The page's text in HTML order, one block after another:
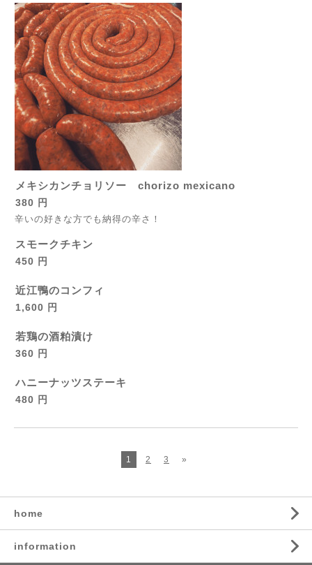
メキシカンチョリソー chorizo mexicano
380 円
辛いの好きな方でも納得の辛さ！
スモークチキン
450 円
近江鴨のコンフィ
1,600 円
若鶏の酒粕漬け
360 円
ハニーナッツステーキ
480 円
1 2 3 »
home
information